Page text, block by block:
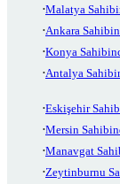
Malatya
Ankara
Konya
Antalya
Eskişehir
Mersin
Manavgat
Zeytinburnu